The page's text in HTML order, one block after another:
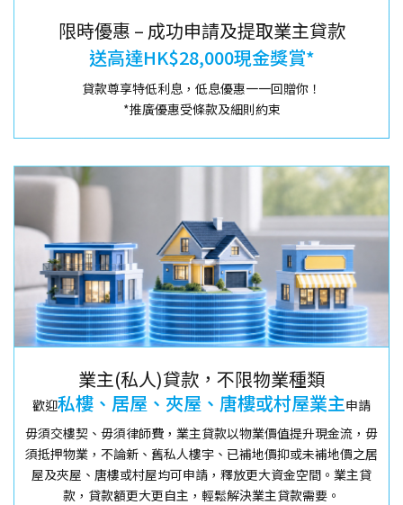
限時優惠 – 成功申請及提取業主貸款
送高達HK$28,000現金獎賞*
貸款尊享特低利息，低息優惠一一回贈你！
*推廣優惠受條款及細則約束
業主(私人)貸款，不限物業種類
歡迎私樓、居屋、夾屋、唐樓或村屋業主申請
毋須交樓契、毋須律師費，業主貸款以物業價值提升現金流，毋
須抵押物業，不論新、舊私人樓宇、已補地價抑或未補地價之居
屋及夾屋、唐樓或村屋均可申請，釋放更大資金空間。業主貸
款，貸款額更大更自主，輕鬆解決業主貸款需要。